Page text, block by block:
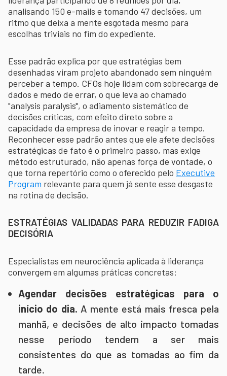
analisando 150 e-mails e tomando 47 decisões, um
ritmo que deixa a mente esgotada mesmo para
escolhas triviais no fim do expediente.
Esse padrão explica por que estratégias bem
desenhadas viram projeto abandonado sem ninguém
perceber a tempo. CFOs hoje lidam com sobrecarga de
dados e medo de errar, o que leva ao chamado
"analysis paralysis", o adiamento sistemático de
decisões críticas, com efeito direto sobre a
capacidade da empresa de inovar e reagir a tempo.
Reconhecer esse padrão antes que ele afete decisões
estratégicas de fato é o primeiro passo, mas exige
método estruturado, não apenas força de vontade, o
que torna repertório como o oferecido pelo Executive
Program relevante para quem já sente esse desgaste
na rotina de decisão.
ESTRATÉGIAS VALIDADAS PARA REDUZIR FADIGA
DECISÓRIA
Especialistas em neurociência aplicada à liderança
convergem em algumas práticas concretas:
Agendar decisões estratégicas para o
início do dia. A mente está mais fresca pela
manhã, e decisões de alto impacto tomadas
nesse período tendem a ser mais
consistentes do que as tomadas ao fim da
tarde.